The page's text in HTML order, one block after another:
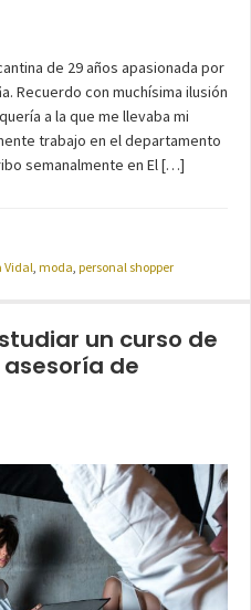
de 29 años apasionada por
Recuerdo con muchísima ilusión
a la que me llevaba mi
trabajo en el departamento
semanalmente en El […]
Vidal moda personal shopper
un curso de
de